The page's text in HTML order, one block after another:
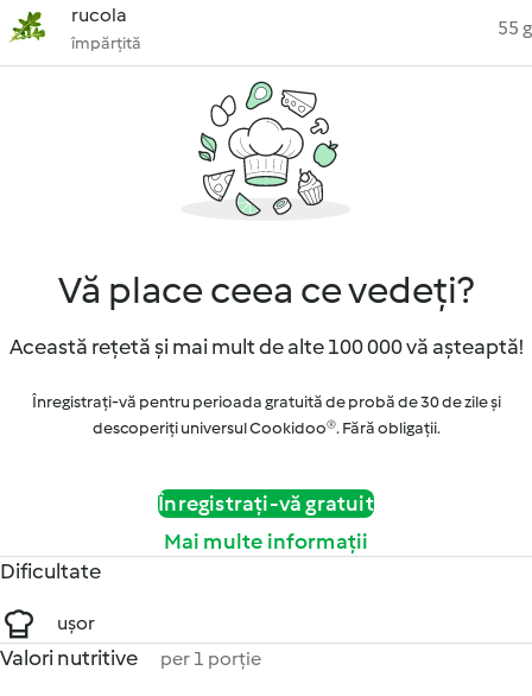
rucola
împărțită
55 g
Vă place ceea ce vedeți?
Această rețetă și mai mult de alte 100 000 vă așteaptă!
Înregistrați-vă pentru perioada gratuită de probă de 30 de zile și
descoperiți universul Cookidoo®. Fără obligaţii.
Înregistrați-vă gratuit
Mai multe informații
Dificultate
ușor
Valori nutritive per 1 porție